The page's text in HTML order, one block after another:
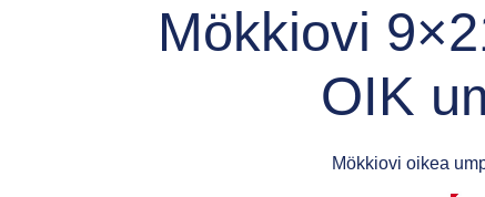
Mökkiovi
OIK
Mökkiovi oikea